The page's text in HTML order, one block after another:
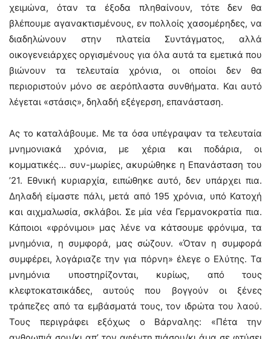
χειμώνα, όταν τα έξοδα πληθαίνουν, τότε δεν θα
βλέπουμε αγανακτισμένους, εν πολλοίς χασομέρηδες, να
διαδηλώνουν στην πλατεία Συντάγματος, αλλά
οικογενειάρχες οργισμένους για όλα αυτά τα εμετικά που
βιώνουν τα τελευταία χρόνια, οι οποίοι δεν θα
περιοριστούν μόνο σε αερόπλαστα συνθήματα. Και αυτό
λέγεται «στάσις», δηλαδή εξέγερση, επανάσταση.
Ας το καταλάβουμε. Με τα όσα υπέγραψαν τα τελευταία
μνημονιακά χρόνια, με χέρια και ποδάρια, οι
κομματικές… συν-μωρίες, ακυρώθηκε η Επανάσταση του
’21. Εθνική κυριαρχία, ειπώθηκε αυτό, δεν υπάρχει πια.
Δηλαδή είμαστε πάλι, μετά από 195 χρόνια, υπό Κατοχή
και αιχμαλωσία, σκλάβοι. Σε μία νέα Γερμανοκρατία πια.
Κάποιοι «φρόνιμοι» μας λένε να κάτσουμε φρόνιμα, τα
μνημόνια, η συμφορά, μας σώζουν. «Όταν η συμφορά
συμφέρει, λογάριαζε την για πόρνη» έλεγε ο Ελύτης. Τα
μνημόνια υποστηρίζονται, κυρίως, από τους
κλεφτοκατσικάδες, αυτούς που βογγούν οι ξένες
τράπεζες από τα εμβάσματά τους, τον ιδρώτα του λαού.
Τους περιγράφει εξόχως ο Βάρναλης: «Πέτα την